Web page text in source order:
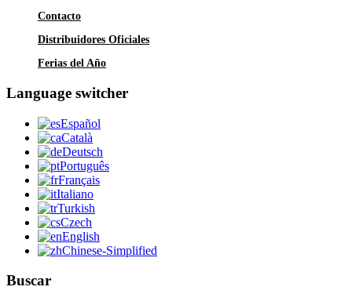
Contacto
Distribuidores Oficiales
Ferias del Año
Language switcher
Español
Català
Deutsch
Português
Français
Italiano
Turkish
Czech
English
Chinese-Simplified
Buscar